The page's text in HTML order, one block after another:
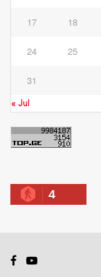
17 18
24 25
31
« Jul
4